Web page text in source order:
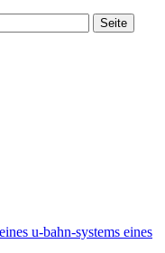
u-bahn-systems eines